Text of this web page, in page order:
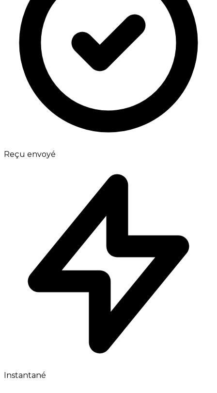
Reçu envoyé
Instantané